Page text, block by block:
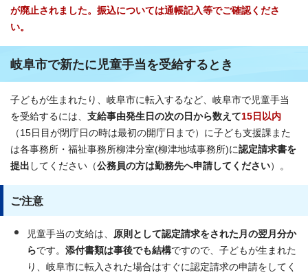
が廃止されました。振込については通帳記入等でご確認くださ
い。
岐阜市で新たに児童手当を受給するとき
子どもが生まれたり、岐阜市に転入するなど、岐阜市で児童手当
を受給するには、 支給事由発生日の次の日から数えて15日以内
（15日目が閉庁日の時は最初の開庁日まで）に子ども支援課また
は各事務所・福祉事務所柳津分室(柳津地域事務所)に認定請求書を
提出 してください（公務員の方は勤務先へ申請してください）。
ご注意
児童手当の支給は、 原則として認定請求をされた月の翌月分か
らです。 添付書類は事後でも結構ですので、子どもが生まれた
り、岐阜市に転入された場合はすぐに認定請求の申請をしてく